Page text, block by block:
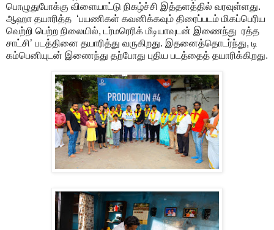
பொழுதுபோக்கு விளையாட்டு நிகழ்ச்சி இத்தளத்தில் வரவுள்ளது.
ஆஹா தயாரித்த ‘பயணிகள் கவனிக்கவும் திரைப்படம் மிகப்பெரிய
வெற்றி பெற்ற நிலையில், டர்மரெரிக் மீடியாவுடன் இணைந்து ரத்த
சாட்சி’ படத்தினை தயாரித்து வருகிறது. இதனைத்தொடர்ந்து, டி
கம்பெனியுடன் இணைந்து தற்போது புதிய படத்தைத் தயாரிக்கிறது.